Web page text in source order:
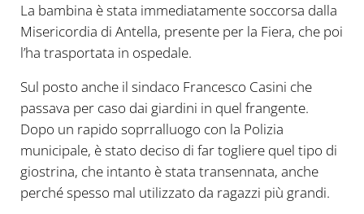
La bambina è stata immediatamente soccorsa dalla
Misericordia di Antella, presente per la Fiera, che poi
l’ha trasportata in ospedale.
Sul posto anche il sindaco Francesco Casini che
passava per caso dai giardini in quel frangente.
Dopo un rapido soprralluogo con la Polizia
municipale, è stato deciso di far togliere quel tipo di
giostrina, che intanto è stata transennata, anche
perché spesso mal utilizzato da ragazzi più grandi.